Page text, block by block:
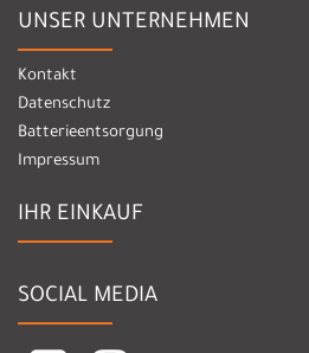
UNSER UNTERNEHMEN
Kontakt
Datenschutz
Batterieentsorgung
Impressum
IHR EINKAUF
SOCIAL MEDIA